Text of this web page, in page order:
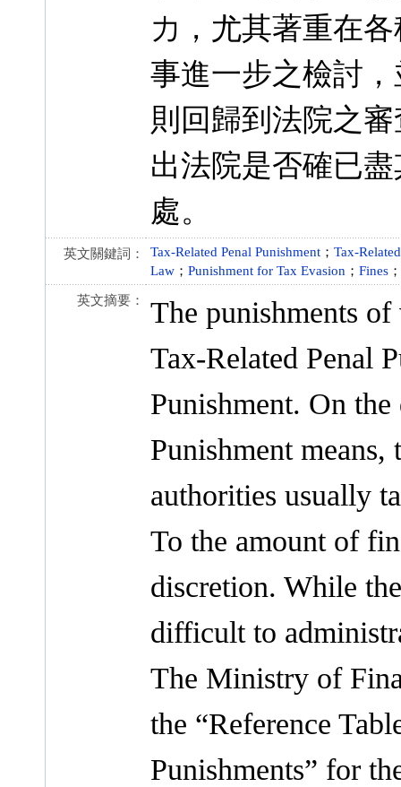
力，尤其著重在
事進一步之檢討
則回歸到法院之
出法院是否確已
處。
英文關鍵詞： Tax-Related Penal Punishment ； Tax-
Law ； Punishment for Tax Evasion ； Fines ；
英文摘要：
The punishments
Tax-Related Penal
Punishment. On
Punishment
authorities usually
To the amount of
discretion. While
difficult to
The Ministry of
the “Reference
Punishments” for